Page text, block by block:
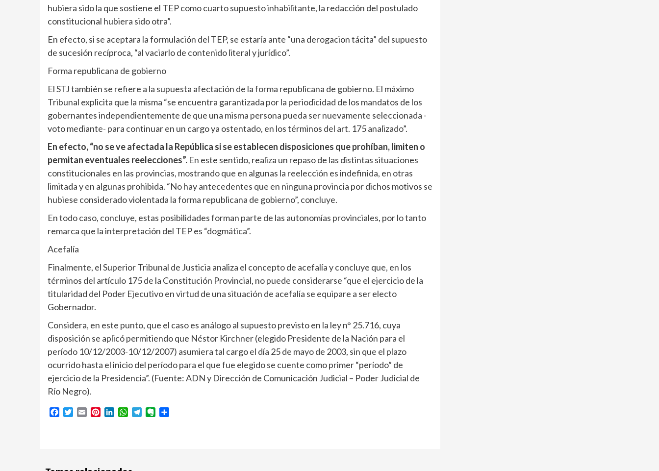
hubiera sido la que sostiene el TEP como cuarto supuesto inhabilitante, la redacción del postulado
constitucional hubiera sido otra”.
En efecto, si se aceptara la formulación del TEP, se estaría ante “una derogacion tácita” del supuesto
de sucesión recíproca, “al vaciarlo de contenido literal y jurídico”.
Forma republicana de gobierno
El STJ también se refiere a la supuesta afectación de la forma republicana de gobierno. El máximo
Tribunal explicita que la misma “se encuentra garantizada por la periodicidad de los mandatos de los
gobernantes independientemente de que una misma persona pueda ser nuevamente seleccionada -
voto mediante- para continuar en un cargo ya ostentado, en los términos del art. 175 analizado”.
En efecto, “no se ve afectada la República si se establecen disposiciones que prohíban, limiten o
permitan eventuales reelecciones”. En este sentido, realiza un repaso de las distintas situaciones
constitucionales en las provincias, mostrando que en algunas la reelección es indefinida, en otras
limitada y en algunas prohibida. “No hay antecedentes que en ninguna provincia por dichos motivos se
hubiese considerado violentada la forma republicana de gobierno”, concluye.
En todo caso, concluye, estas posibilidades forman parte de las autonomías provinciales, por lo tanto
remarca que la interpretación del TEP es “dogmática”.
Acefalía
Finalmente, el Superior Tribunal de Justicia analiza el concepto de acefalía y concluye que, en los
términos del artículo 175 de la Constitución Provincial, no puede considerarse “que el ejercicio de la
titularidad del Poder Ejecutivo en virtud de una situación de acefalía se equipare a ser electo
Gobernador.
Considera, en este punto, que el caso es análogo al supuesto previsto en la ley n° 25.716, cuya
disposición se aplicó permitiendo que Néstor Kirchner (elegido Presidente de la Nación para el
período 10/12/2003-10/12/2007) asumiera tal cargo el día 25 de mayo de 2003, sin que el plazo
ocurrido hasta el inicio del período para el que fue elegido se cuente como primer “período” de
ejercicio de la Presidencia”. (Fuente: ADN y Dirección de Comunicación Judicial – Poder Judicial de
Río Negro).
Facebook
Twitter
Email PinterestLinkedInWhatsApp
TelegramEvernote